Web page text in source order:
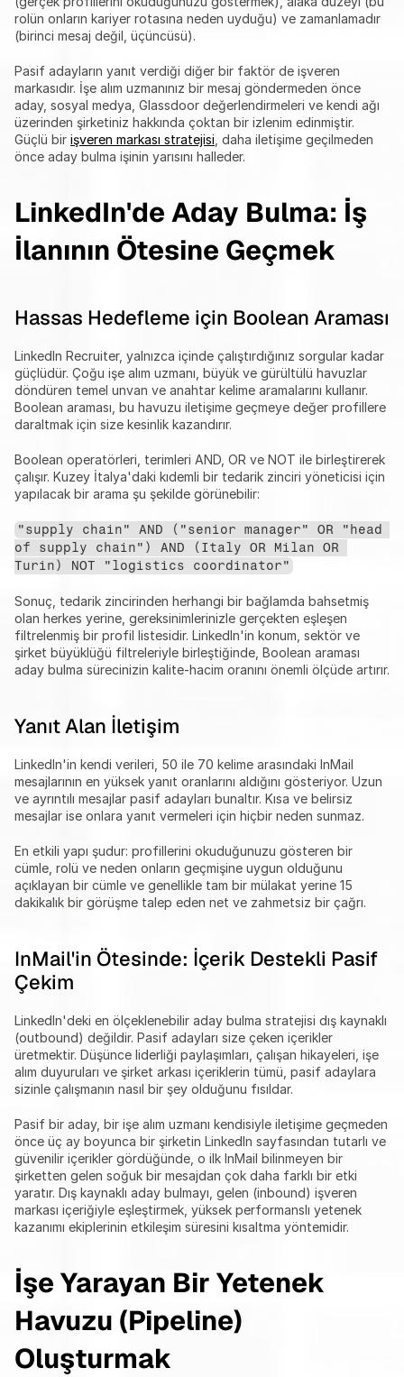
rolün onların kariyer rotasına neden uyduğu) ve zamanlamadır
(birinci mesaj değil, üçüncüsü).
Pasif adayların yanıt verdiği diğer bir faktör de işveren
markasıdır. İşe alım uzmanınız bir mesaj göndermeden önce
aday, sosyal medya, Glassdoor değerlendirmeleri ve kendi ağı
üzerinden şirketiniz hakkında çoktan bir izlenim edinmiştir.
Güçlü bir işveren markası stratejisi , daha iletişime geçilmeden
önce aday bulma işinin yarısını halleder.
LinkedIn'de Aday Bulma: İş
İlanının Ötesine Geçmek
Hassas Hedefleme için Boolean Araması
LinkedIn Recruiter, yalnızca içinde çalıştırdığınız sorgular kadar
güçlüdür. Çoğu işe alım uzmanı, büyük ve gürültülü havuzlar
döndüren temel unvan ve anahtar kelime aramalarını kullanır.
Boolean araması, bu havuzu iletişime geçmeye değer profillere
daraltmak için size kesinlik kazandırır.
Boolean operatörleri, terimleri AND, OR ve NOT ile birleştirerek
çalışır. Kuzey İtalya'daki kıdemli bir tedarik zinciri yöneticisi için
yapılacak bir arama şu şekilde görünebilir:
"supply chain" AND ("senior manager" OR "head
of supply chain") AND (Italy OR Milan OR
Turin) NOT "logistics coordinator"
Sonuç, tedarik zincirinden herhangi bir bağlamda bahsetmiş
olan herkes yerine, gereksinimlerinizle gerçekten eşleşen
filtrelenmiş bir profil listesidir. LinkedIn'in konum, sektör ve
şirket büyüklüğü filtreleriyle birleştiğinde, Boolean araması
aday bulma sürecinizin kalite-hacim oranını önemli ölçüde artırır.
Yanıt Alan İletişim
LinkedIn'in kendi verileri, 50 ile 70 kelime arasındaki InMail
mesajlarının en yüksek yanıt oranlarını aldığını gösteriyor. Uzun
ve ayrıntılı mesajlar pasif adayları bunaltır. Kısa ve belirsiz
mesajlar ise onlara yanıt vermeleri için hiçbir neden sunmaz.
En etkili yapı şudur: profillerini okuduğunuzu gösteren bir
cümle, rolü ve neden onların geçmişine uygun olduğunu
açıklayan bir cümle ve genellikle tam bir mülakat yerine 15
dakikalık bir görüşme talep eden net ve zahmetsiz bir çağrı.
InMail'in Ötesinde: İçerik Destekli Pasif
Çekim
LinkedIn'deki en ölçeklenebilir aday bulma stratejisi dış kaynaklı
(outbound) değildir. Pasif adayları size çeken içerikler
üretmektir. Düşünce liderliği paylaşımları, çalışan hikayeleri, işe
alım duyuruları ve şirket arkası içeriklerin tümü, pasif adaylara
sizinle çalışmanın nasıl bir şey olduğunu fısıldar.
Pasif bir aday, bir işe alım uzmanı kendisiyle iletişime geçmeden
önce üç ay boyunca bir şirketin LinkedIn sayfasından tutarlı ve
güvenilir içerikler gördüğünde, o ilk InMail bilinmeyen bir
şirketten gelen soğuk bir mesajdan çok daha farklı bir etki
yaratır. Dış kaynaklı aday bulmayı, gelen (inbound) işveren
markası içeriğiyle eşleştirmek, yüksek performanslı yetenek
kazanımı ekiplerinin etkileşim süresini kısaltma yöntemidir.
İşe Yarayan Bir Yetenek
Havuzu (Pipeline)
Oluşturmak